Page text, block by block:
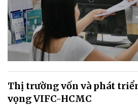
Thị trường vốn và phát
vọng VIFC-HCMC